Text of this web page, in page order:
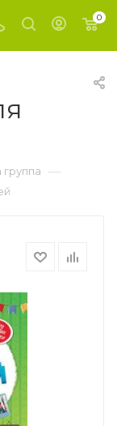
0
—